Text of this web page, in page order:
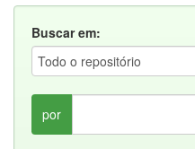
Buscar em:
por